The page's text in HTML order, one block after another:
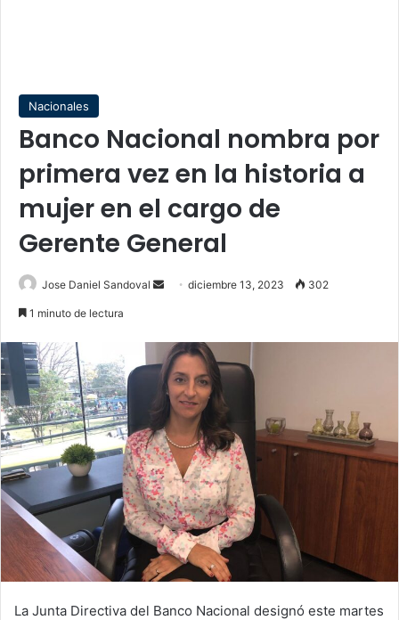
Nacionales
Banco Nacional nombra por
primera vez en la historia a
mujer en el cargo de
Gerente General
Jose Daniel Sandoval
Senddiciembre 13, 2023 302
1 minuto de lectura
La Junta Directiva del Banco Nacional designó este martes